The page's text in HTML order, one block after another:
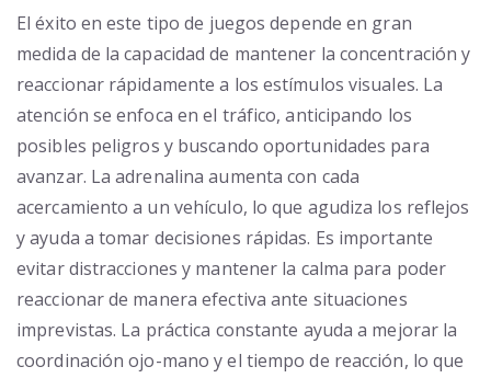
El éxito en este tipo de juegos depende en gran
medida de la capacidad de mantener la concentración y
reaccionar rápidamente a los estímulos visuales. La
atención se enfoca en el tráfico, anticipando los
posibles peligros y buscando oportunidades para
avanzar. La adrenalina aumenta con cada
acercamiento a un vehículo, lo que agudiza los reflejos
y ayuda a tomar decisiones rápidas. Es importante
evitar distracciones y mantener la calma para poder
reaccionar de manera efectiva ante situaciones
imprevistas. La práctica constante ayuda a mejorar la
coordinación ojo-mano y el tiempo de reacción, lo que